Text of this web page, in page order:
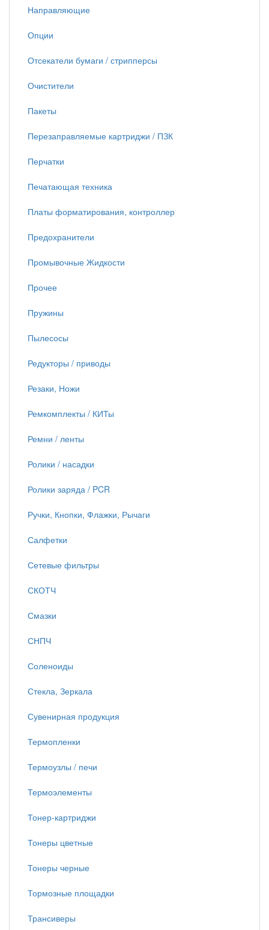
Направляющие
Опции
Отсекатели бумаги / стрипперсы
Очистители
Пакеты
Перезаправляемые картриджи / ПЗК
Перчатки
Печатающая техника
Платы форматирования, контроллер
Предохранители
Промывочные Жидкости
Прочее
Пружины
Пылесосы
Редукторы / приводы
Резаки, Ножи
Ремкомплекты / КИТы
Ремни / ленты
Ролики / насадки
Ролики заряда / PCR
Ручки, Кнопки, Флажки, Рычаги
Салфетки
Сетевые фильтры
СКОТЧ
Смазки
СНПЧ
Соленоиды
Стекла, Зеркала
Сувенирная продукция
Термопленки
Термоузлы / печи
Термоэлементы
Тонер-картриджи
Тонеры цветные
Тонеры черные
Тормозные площадки
Трансиверы